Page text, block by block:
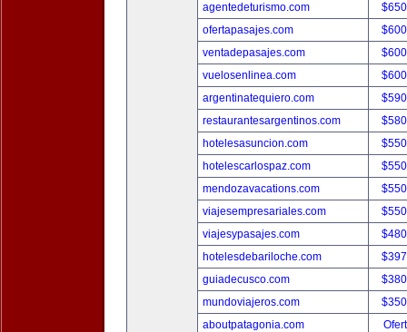
agentedeturismo.com
ofertapasajes.com
ventadepasajes.com
vuelosenlinea.com
argentinatequiero.com
restaurantesargentinos.com
hotelesasuncion.com
hotelescarlospaz.com
mendozavacations.com
viajesempresariales.com
viajesypasajes.com
hotelesdebariloche.com
guiadecusco.com
mundoviajeros.com
aboutpatagonia.com